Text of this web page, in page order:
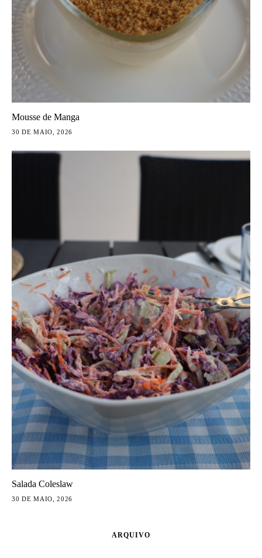
Mousse de Manga
30 DE MAIO, 2026
Salada Coleslaw
30 DE MAIO, 2026
ARQUIVO